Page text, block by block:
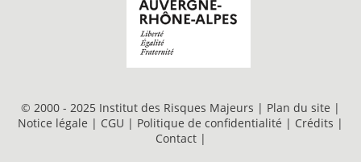
© 2000 - 2025 Institut des Risques Majeurs | Plan du site |
Notice légale | CGU | Politique de confidentialité | Crédits |
Contact |